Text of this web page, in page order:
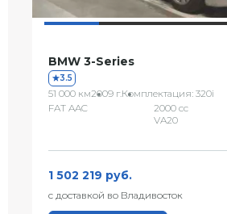
BMW 3-Series
3.5
51 000 км2009 г.Комплектация: 320i
FAT AAC
2000 сс
VA20
1 502 219 руб.
с доставкой во Владивосток